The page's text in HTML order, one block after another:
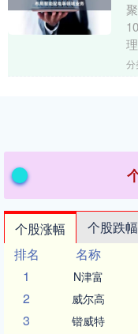
分
个股涨幅 个股跌幅
排名
名称
1
N津富
2 威尔高
3 锴威特